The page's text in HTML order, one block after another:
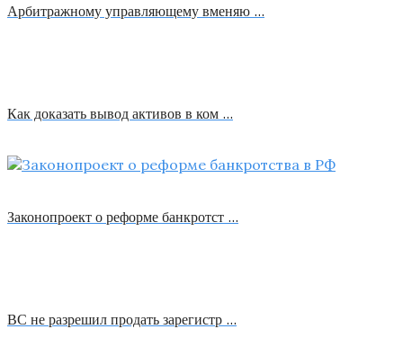
Арбитражному управляющему вменяю …
Как доказать вывод активов в ком …
Законопроект о реформе банкротст …
ВС не разрешил продать зарегистр …